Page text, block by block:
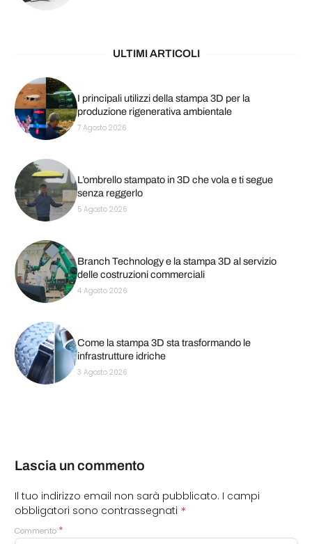
ULTIMI ARTICOLI
I principali utilizzi della stampa 3D per la
produzione rigenerativa ambientale
7 Agosto 2026
L’ombrello stampato in 3D che vola e ti segue
senza reggerlo
5 Agosto 2026
Branch Technology e la stampa 3D al servizio
delle costruzioni commerciali
4 Agosto 2026
Come la stampa 3D sta trasformando le
infrastrutture idriche
3 Agosto 2026
Lascia un commento
Il tuo indirizzo email non sarà pubblicato. I campi
obbligatori sono contrassegnati *
Commento *